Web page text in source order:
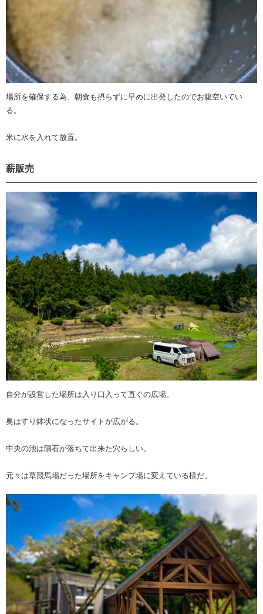
場所を確保する為、朝食も摂らずに早めに出発したのでお腹空いてい
る。
米に水を入れて放置。
薪販売
自分が設営した場所は入り口入って直ぐの広場。
奥はすり鉢状になったサイトが広がる。
中央の池は隕石が落ちて出来た穴らしい。
元々は草競馬場だった場所をキャンプ場に変えている様だ。